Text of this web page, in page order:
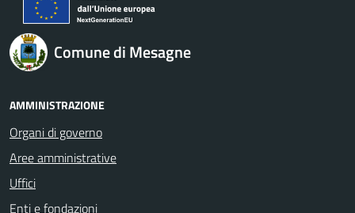
Comune di Mesagne
AMMINISTRAZIONE
Organi di governo
Aree amministrative
Uffici
Enti e fondazioni